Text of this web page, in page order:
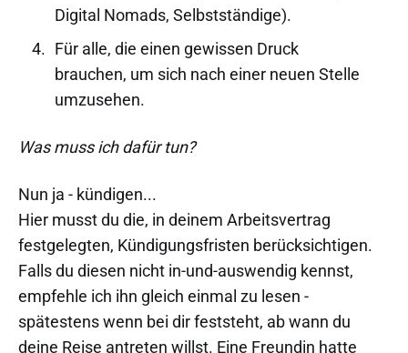
Digital Nomads, Selbstständige).
Für alle, die einen gewissen Druck
brauchen, um sich nach einer neuen Stelle
umzusehen.
Was muss ich dafür tun?
Nun ja - kündigen...
Hier musst du die, in deinem Arbeitsvertrag
festgelegten, Kündigungsfristen berücksichtigen.
Falls du diesen nicht in-und-auswendig kennst,
empfehle ich ihn gleich einmal zu lesen -
spätestens wenn bei dir feststeht, ab wann du
deine Reise antreten willst. Eine Freundin hatte